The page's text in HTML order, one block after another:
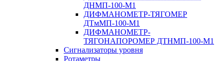
ДНМП-100-М1
ДИФМАНОМЕТР-ТЯГОМЕР
ДТмМП-100-М1
ДИФМАНОМЕТР-
ТЯГОНАПОРОМЕР ДТНМП-100-М1
Сигнализаторы уровня
Ротаметры